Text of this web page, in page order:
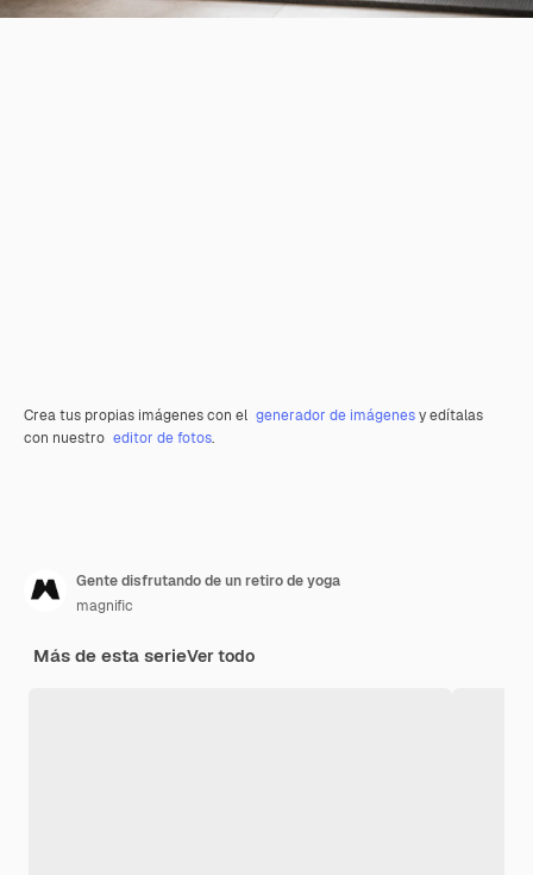
Crea tus propias imágenes con el generador de imágenesy edítalas
con nuestro editor de fotos.
Gente disfrutando de un retiro de yoga
magnific
Más de esta serieVer todo